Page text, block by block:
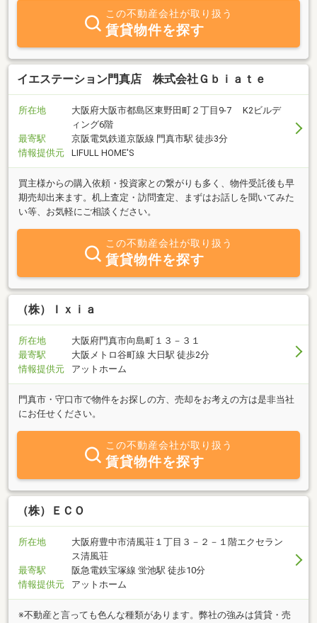
オーナー様からも絶大な信頼を得ています。安心・信頼のおける住
宅をあなたに。アーネストは皆様にやすらぎを提供し続けていま
この不動産会社が取り扱う
賃貸物件を探す
イエステーション門真店 株式会社Ｇｂｉａｔｅ
所在地
大阪府大阪市都島区東野田町２丁目9-7 K2ビルデ
ィング6階
最寄駅
京阪電気鉄道京阪線 門真市駅 徒歩3分
情報提供元
LIFULL HOME'S
買主様からの購入依頼・投資家との繋がりも多く、物件受託後も早
期売却出来ます。机上査定・訪問査定、まずはお話しを聞いてみた
い等、お気軽にご相談ください。
この不動産会社が取り扱う
賃貸物件を探す
（株）Ｉｘｉａ
所在地
大阪府門真市向島町１３－３１
最寄駅
大阪メトロ谷町線 大日駅 徒歩2分
情報提供元
アットホーム
門真市・守口市で物件をお探しの方、売却をお考えの方は是非当社
にお任せください。
この不動産会社が取り扱う
賃貸物件を探す
（株）ＥＣＯ
所在地
大阪府豊中市清風荘１丁目３－２－１階エクセラン
ス清風荘
最寄駅
阪急電鉄宝塚線 蛍池駅 徒歩10分
情報提供元
アットホーム
※不動産と言っても色んな種類があります。弊社の強みは賃貸・売